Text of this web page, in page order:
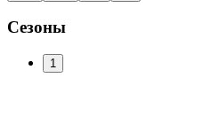
Сезоны
1